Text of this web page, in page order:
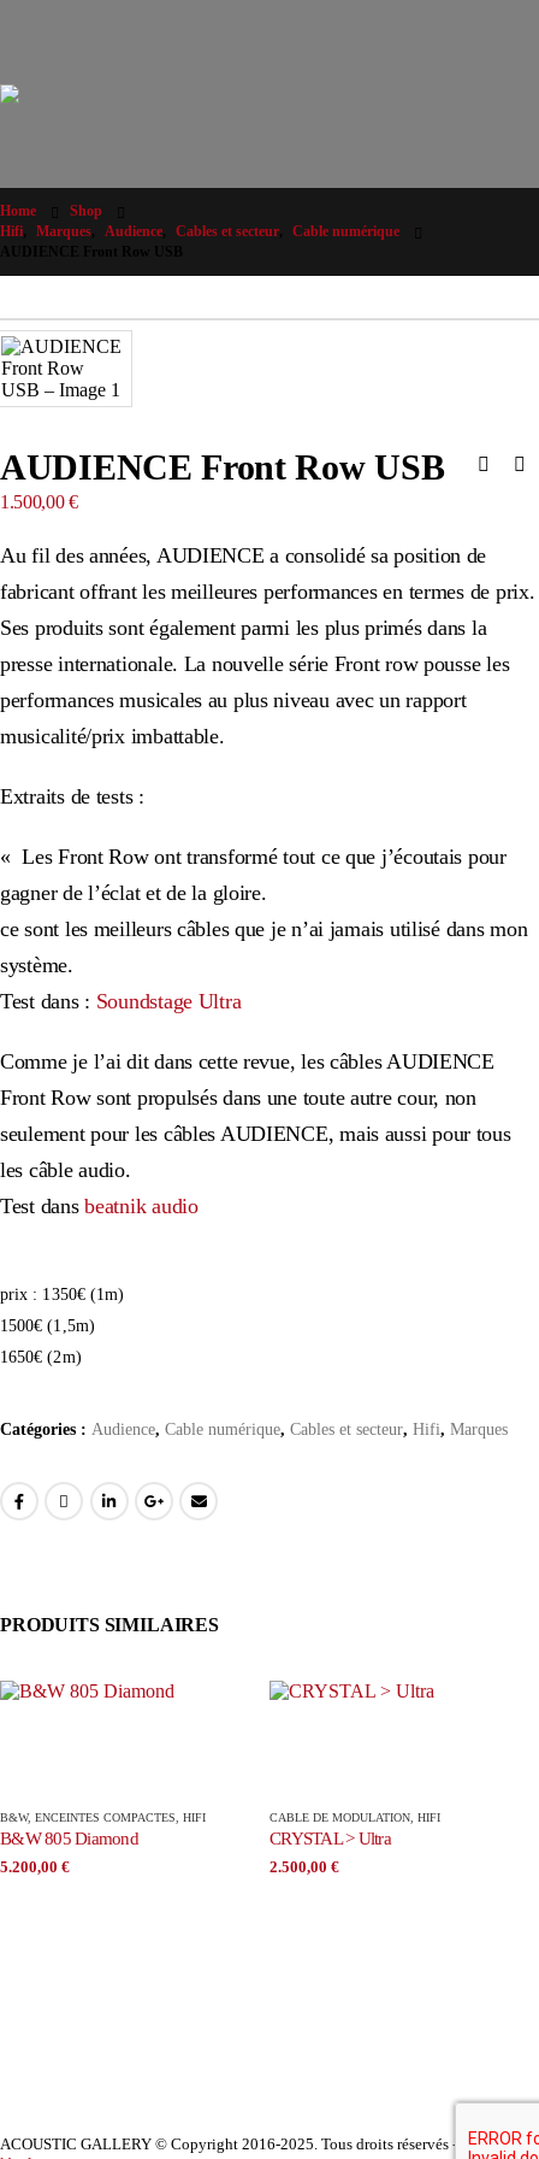
Home
Shop
Hifi
Marques Audience Cables et secteur
Cable numérique
AUDIENCE Front Row USB
1.500,00€
Au fil des années, AUDIENCE a consolidé sa position de
fabricant offrant les meilleures performances en termes de prix.
Ses produits sont également parmi les plus primés dans la
presse internationale. La nouvelle série Front row pousse les
performances musicales au plus niveau avec un rapport
musicalité/prix imbattable.
Extraits de tests :
« Les Front Row ont transformé tout ce que j’écoutais pour
gagner de l’éclat et de la gloire.
ce sont les meilleurs câbles que je n’ai jamais utilisé dans mon
système.
Test dans : Soundstage Ultra
Comme je l’ai dit dans cette revue, les câbles AUDIENCE
Front Row sont propulsés dans une toute autre cour, non
seulement pour les câbles AUDIENCE, mais aussi pour tous
les câble audio.
Test dansbeatnik audio
prix : 1350€ (1m)
1500€ (1,5m)
1650€ (2m)
Catégories : Audience, Cable numérique, Cables et secteur, Hifi, Marques
PRODUITS SIMILAIRES
B&W, ENCEINTES COMPACTES HIFI
B&W 805 Diamond
5.200,00 €
CABLE DE MODULATION HIFI
CRYSTAL > Ultra
2.500,00 €
ACOUSTIC GALLERY © Copyright 2016-2025. Tous droits réservés -
Mentions